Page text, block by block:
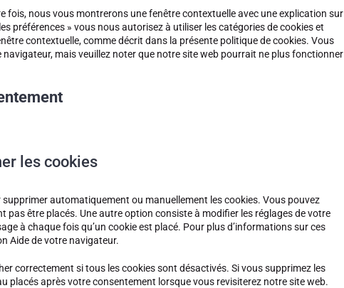
fois, nous vous montrerons une fenêtre contextuelle avec une explication sur
préférences » vous nous autorisez à utiliser les catégories de cookies et
contextuelle, comme décrit dans la présente politique de cookies. Vous
mais veuillez noter que notre site web pourrait ne plus fonctionner
les cookies
automatiquement ou manuellement les cookies. Vous pouvez
pas être placés. Une autre option consiste à modifier les réglages de votre
à chaque fois qu’un cookie est placé. Pour plus d’informations sur ces
Aide de votre navigateur.
correctement si tous les cookies sont désactivés. Si vous supprimez les
placés après votre consentement lorsque vous revisiterez notre site web.